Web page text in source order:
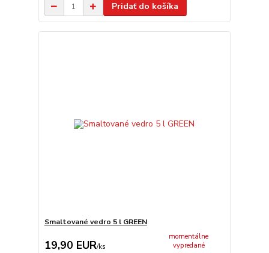
Pridať do košíka
Smaltované vedro 5 l GREEN
19,90 EUR/ks
momentálne
vypredané